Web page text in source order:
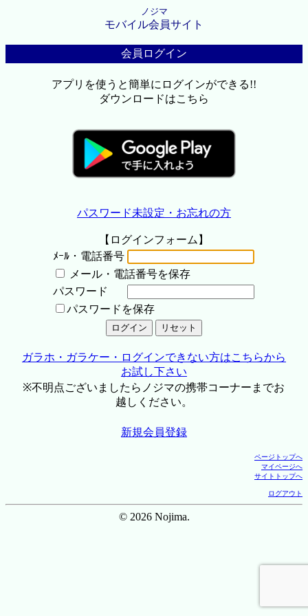
ノジマ
モバイル会員サイト
会員ログイン
アプリを使うと簡単にログインができる!!
ダウンロードはこちら
パスワード未設定・お忘れの方
【ログインフォーム】
ﾒｰﾙ・電話番号
メール・電話番号を保存
パスワード
パスワードを保存
ガラホ・ガラケー・ログインできない方はこちらから
お試し下さい
※不明点ございましたらノジマの携帯コーナーまでお
越しください。
新規会員登録
ページトップへ
マイページへ
サイトトップへ
ログアウト
© 2026 Nojima.